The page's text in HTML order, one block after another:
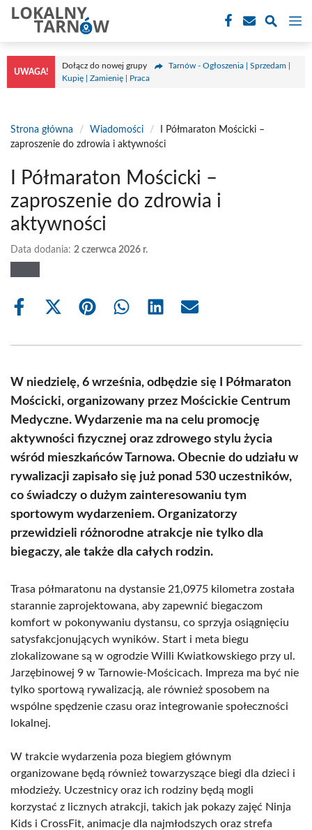
Przejdź
treści
UWAGA!
Dołącz do nowej grupy
Tarnów - Ogłoszenia | Sprzedam |
Kupię | Zamienię | Praca
Strona główna / Wiadomości /
I Półmaraton Mościcki –
zaproszenie do zdrowia i aktywności
I Półmaraton Mościcki –
zaproszenie do zdrowia i
aktywności
Data dodania: 2 czerwca 2026 r.
Share
Share
(Twitter)
Share Share Share Share
W niedzielę, 6 września, odbędzie się I Półmaraton
Mościcki, organizowany przez Mościckie Centrum
Medyczne. Wydarzenie ma na celu promocję
aktywności fizycznej oraz zdrowego stylu życia
wśród mieszkańców Tarnowa. Obecnie do udziału w
rywalizacji zapisało się już ponad 530 uczestników,
co świadczy o dużym zainteresowaniu tym
sportowym wydarzeniem. Organizatorzy
przewidzieli różnorodne atrakcje nie tylko dla
biegaczy, ale także dla całych rodzin.
Trasa półmaratonu na dystansie 21,0975 kilometra została
starannie zaprojektowana, aby zapewnić biegaczom
komfort w pokonywaniu dystansu, co sprzyja osiągnięciu
satysfakcjonujących wyników. Start i meta biegu
zlokalizowane są w ogrodzie Willi Kwiatkowskiego przy ul.
Jarzębinowej 9 w Tarnowie-Mościcach. Impreza ma być nie
tylko sportową rywalizacją, ale również sposobem na
wspólne spędzenie czasu oraz integrowanie społeczności
lokalnej.
W trakcie wydarzenia poza biegiem głównym
organizowane będą również towarzyszące biegi dla dzieci i
młodzieży. Uczestnicy oraz ich rodziny będą mogli
korzystać z licznych atrakcji, takich jak pokazy zajęć Ninja
Kids i CrossFit, animacje dla najmłodszych oraz strefa